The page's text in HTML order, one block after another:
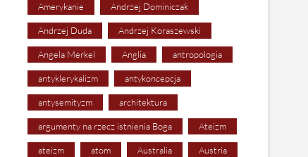
Amerykanie Andrzej Dominiczak
Andrzej Duda Andrzej Koraszewski
Angela Merkel Anglia antropologia
antyklerykalizm antykoncepcja
antysemityzm architektura
argumenty na rzecz istnienia Boga Ateizm
ateizm atom Australia Austria